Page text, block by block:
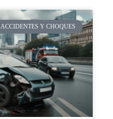
ACCIDENTES Y CHOQUES